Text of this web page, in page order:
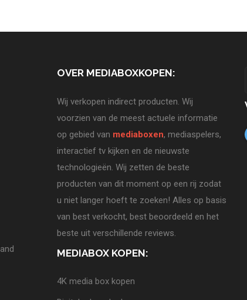
OVER MEDIABOXKOPEN:
Wij verkopen indirect producten. Wij
voorzien van de meest actuele informatie
op gebied van mediaboxen, mediaspelers,
interactief tv kijken en de nieuwste
technologieën. Wij zetten de beste
producten van dit moment op een rij zodat
u niet langer hoeft te zoeken! Alles op basis
van best verkocht, best beoordeeld en het
beste uit verschillende reviews.
MEDIABOX KOPEN:
4K media box kopen